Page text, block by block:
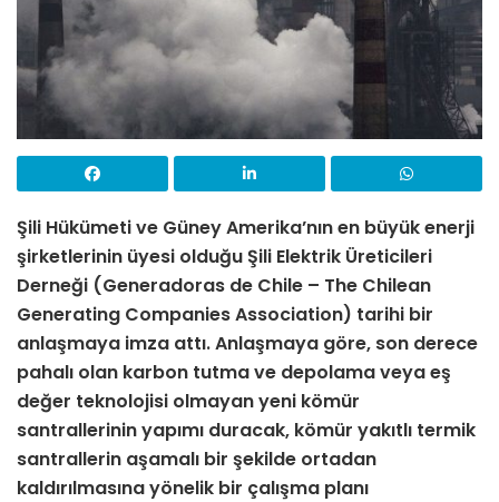
Şili Hükümeti ve Güney Amerika’nın en büyük enerji
şirketlerinin üyesi olduğu Şili Elektrik Üreticileri
Derneği (Generadoras de Chile – The Chilean
Generating Companies Association) tarihi bir
anlaşmaya imza attı. Anlaşmaya göre, son derece
pahalı olan karbon tutma ve depolama veya eş
değer teknolojisi olmayan yeni kömür
santrallerinin yapımı duracak, kömür yakıtlı termik
santrallerin aşamalı bir şekilde ortadan
kaldırılmasına yönelik bir çalışma planı